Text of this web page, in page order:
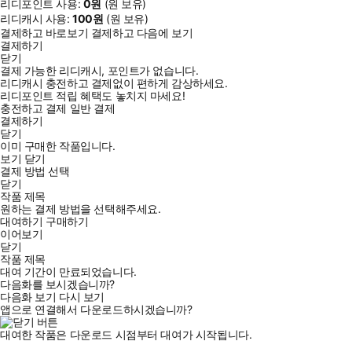
후작 영애 체칠리아는 어느 날 갑자기 자신이 여성향 게임의 악역
영애로 전생했다는 사실을 깨달았다!
그러나 이미 단죄 회피는 하지 못하고, 혼약 파기를 당한 후에 히로
인에 의해 창부로 팔리게 된다.
창관에 첫 손님으로 온 사람은 바로 귀축 기사로 설정된 히든 캐릭
터 루카스 헤르프스트?!
리디포인트 사용: 0원 (원 보유)
리디캐시 사용:100원 (원 보유)
결제하고 바로보기 결제하고 다음에 보기
결제하기
닫기
결제 가능한 리디캐시, 포인트가 없습니다.
리디캐시 충전하고 결제없이 편하게 감상하세요.
리디포인트 적립 혜택도 놓치지 마세요!
충전하고 결제 일반 결제
결제하기
닫기
이미 구매한 작품입니다.
보기 닫기
결제 방법 선택
닫기
작품 제목
원하는 결제 방법을 선택해주세요.
대여하기 구매하기
이어보기
닫기
작품 제목
대여 기간이 만료되었습니다.
다음화를 보시겠습니까?
다음화 보기 다시 보기
앱으로 연결해서 다운로드하시겠습니까?
대여한 작품은 다운로드 시점부터 대여가 시작됩니다.